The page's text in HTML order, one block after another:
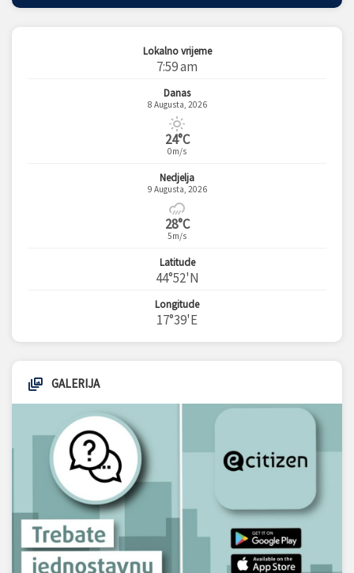
Lokalno vrijeme
7:59 am
Danas
8 Augusta, 2026
24°C
0m/s
Nedjelja
9 Augusta, 2026
28°C
5m/s
Latitude
44°52'N
Longitude
17°39'E
GALERIJA